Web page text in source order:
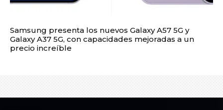
Samsung presenta los nuevos Galaxy A57 5G y
Galaxy A37 5G, con capacidades mejoradas a un
precio increíble